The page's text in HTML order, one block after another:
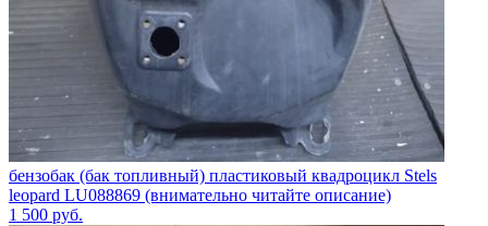
бензобак (бак топливный) пластиковый квадроцикл Stels
leopard LU088869 (внимательно читайте описание)
1 500 руб.